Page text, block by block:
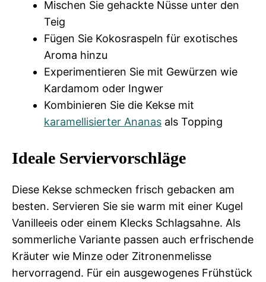
Mischen Sie gehackte Nüsse unter den
Teig
Fügen Sie Kokosraspeln für exotisches
Aroma hinzu
Experimentieren Sie mit Gewürzen wie
Kardamom oder Ingwer
Kombinieren Sie die Kekse mit
karamellisierter Ananas als Topping
Ideale Serviervorschläge
Diese Kekse schmecken frisch gebacken am
besten. Servieren Sie sie warm mit einer Kugel
Vanilleeis oder einem Klecks Schlagsahne. Als
sommerliche Variante passen auch erfrischende
Kräuter wie Minze oder Zitronenmelisse
hervorragend. Für ein ausgewogenes Frühstück